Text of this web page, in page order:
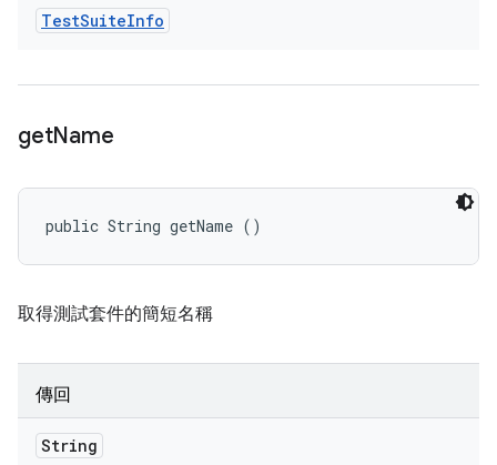
TestSuiteInfo
getName
public String getName ()
取得測試套件的簡短名稱
傳回
String